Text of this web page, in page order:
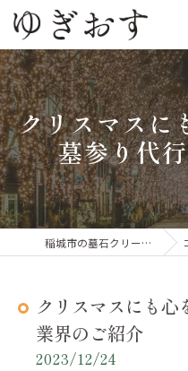
クリスマス
墓参り代
稲城市の墓石クリーニングならゆぎおす
クリスマスにも
業界のご紹介
2023/12/24